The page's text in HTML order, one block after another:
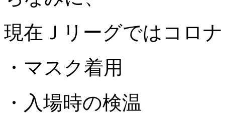
現在Ｊリーグではコロ
・マスク着用
・入場時の検温